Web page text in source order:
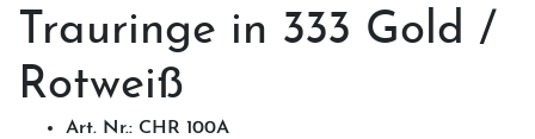
Trauringe in 333 Gold /
Rotweiß
Art. Nr.: CHR 100A
Verlobungsringe